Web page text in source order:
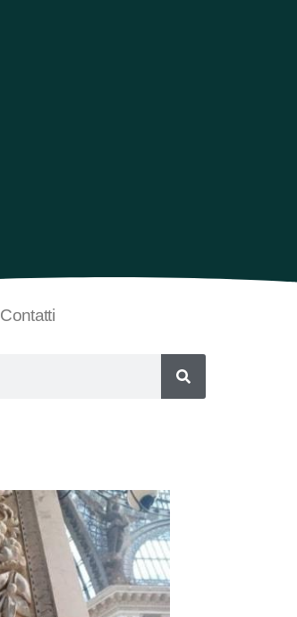
Contatti